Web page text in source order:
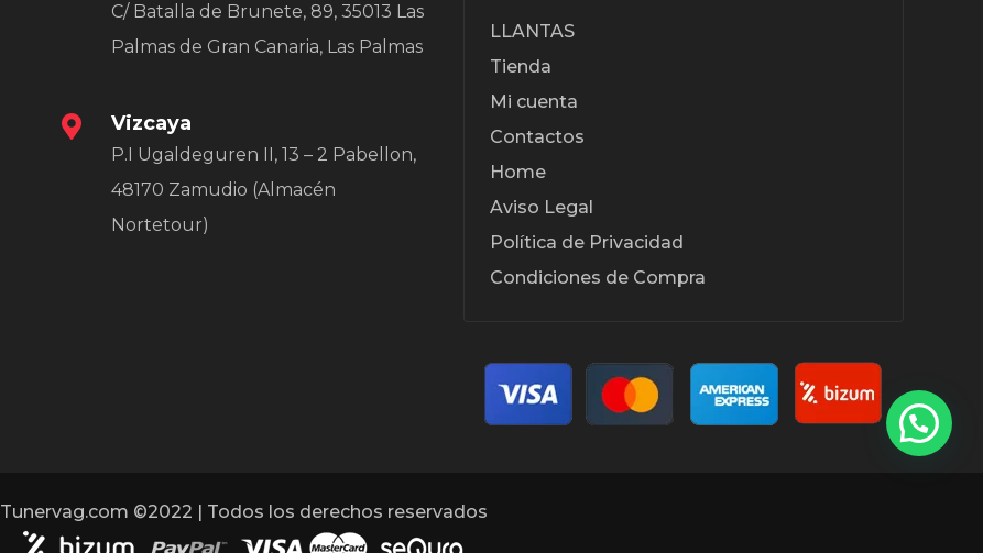
C/ Batalla de Brunete, 89, 35013 Las
Palmas de Gran Canaria, Las Palmas
Vizcaya
P.I Ugaldeguren II, 13 – 2 Pabellon,
48170 Zamudio (Almacén
Nortetour)
LLANTAS
Tienda
Mi cuenta
Contactos
Home
Aviso Legal
Política de Privacidad
Condiciones de Compra
Tunervag.com ©2022 | Todos los derechos reservados